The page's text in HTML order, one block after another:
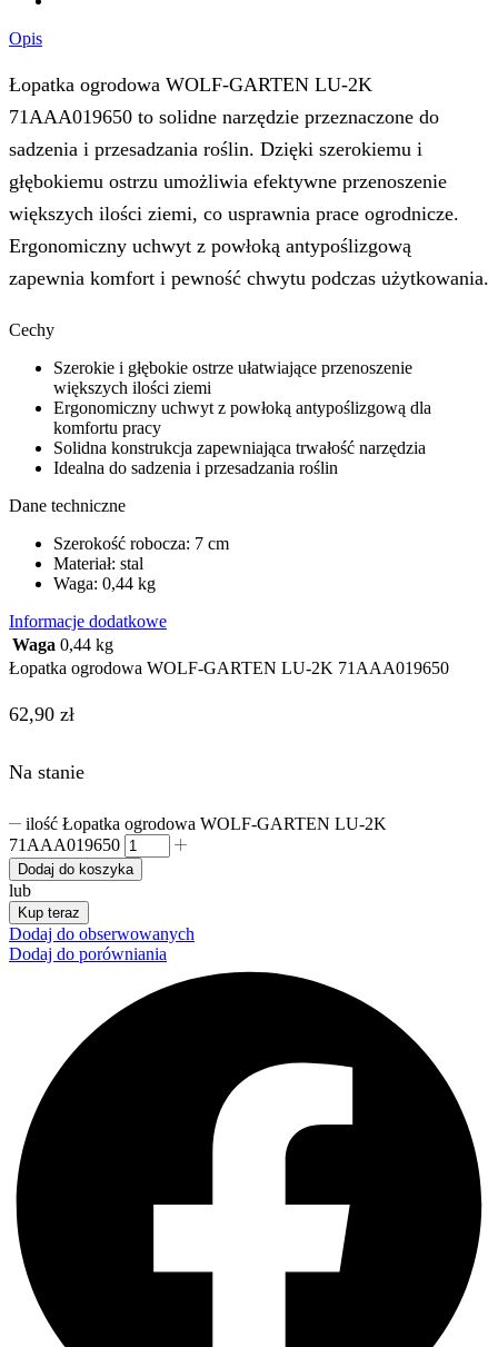
Opis
Łopatka ogrodowa WOLF-GARTEN LU-2K
71AAA019650 to solidne narzędzie przeznaczone do
sadzenia i przesadzania roślin. Dzięki szerokiemu i
głębokiemu ostrzu umożliwia efektywne przenoszenie
większych ilości ziemi, co usprawnia prace ogrodnicze.
Ergonomiczny uchwyt z powłoką antypoślizgową
zapewnia komfort i pewność chwytu podczas użytkowania.
Cechy
Szerokie i głębokie ostrze ułatwiające przenoszenie
większych ilości ziemi
Ergonomiczny uchwyt z powłoką antypoślizgową dla
komfortu pracy
Solidna konstrukcja zapewniająca trwałość narzędzia
Idealna do sadzenia i przesadzania roślin
Dane techniczne
Szerokość robocza: 7 cm
Materiał: stal
Waga: 0,44 kg
Informacje dodatkowe
Waga 0,44 kg
Łopatka ogrodowa WOLF-GARTEN LU-2K 71AAA019650
62,90 zł
Na stanie
ilość Łopatka ogrodowa WOLF-GARTEN LU-2K
71AAA019650
Dodaj do koszyka
lub
Kup teraz
Dodaj do obserwowanych
Dodaj do porówniania